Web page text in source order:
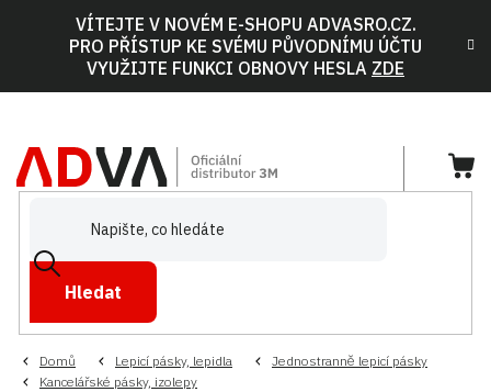
VÍTEJTE V NOVÉM E-SHOPU ADVASRO.CZ.
PRO PŘÍSTUP KE SVÉMU PŮVODNÍMU ÚČTU
VYUŽIJTE FUNKCI OBNOVY HESLA ZDE
Hledat
Domů Lepicí pásky, lepidla
Jednostranně lepicí pásky
Kancelářské pásky, izolepy